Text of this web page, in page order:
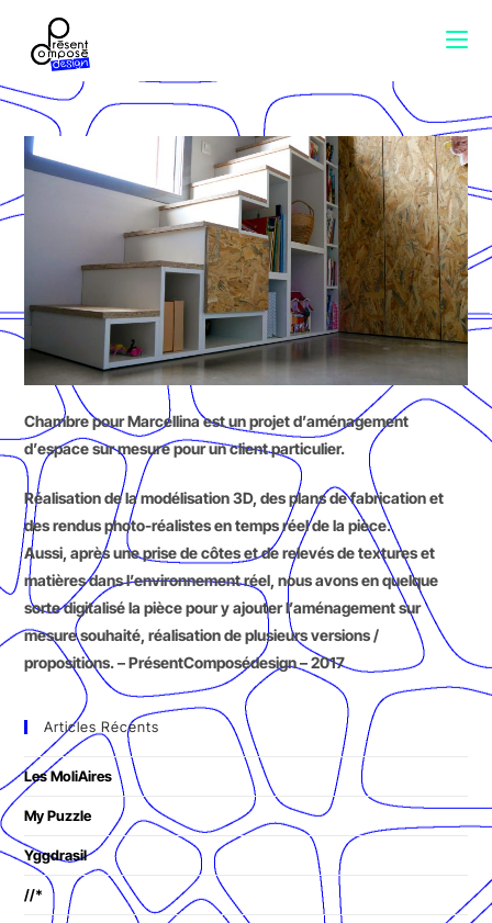
Chambre pour Marcellina est un projet d’aménagement
d’espace sur mesure pour un client particulier.
Réalisation de la modélisation 3D, des plans de fabrication et
des rendus photo-réalistes en temps réel de la pièce.
Aussi, après une prise de côtes et de relevés de textures et
matières dans l’environnement réel, nous avons en quelque
sorte digitalisé la pièce pour y ajouter l’aménagement sur
mesure souhaité, réalisation de plusieurs versions /
propositions. – PrésentComposédesign – 2017
Articles Récents
Les MoliAires
My Puzzle
Yggdrasil
//*